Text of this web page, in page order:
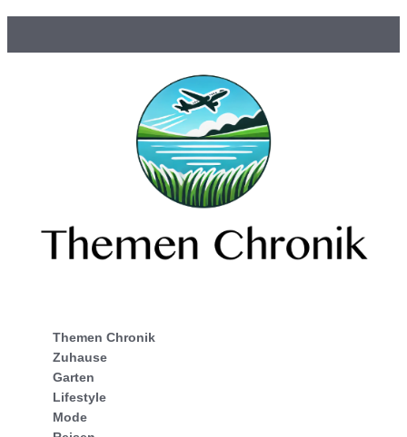
Themen Chronik
Zuhause
Garten
Lifestyle
Mode